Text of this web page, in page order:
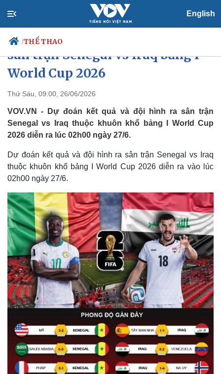
English
/THỂ THAO
Chính trị
Tổ chức nhân sự
Quốc hội
Nhận diện sự thật
Tin 24h
Dự báo thời tiết
Giáo dục
Dấu ấn VOV
Biển đảo
Dự đoán kết quả và đội hình ra
sân trận Senegal vs Iraq bảng I
World Cup 2026
Thứ Sáu, 09:00, 26/06/2026
VOV.VN - Dự đoán kết quả và đội hình ra sân trận
Senegal vs Iraq thuộc khuôn khổ bảng I World Cup
2026 diễn ra lúc 02h00 ngày 27/6.
Dự đoán kết quả và đội hình ra sân trận Senegal vs Iraq
thuộc khuôn khổ bảng I World Cup 2026 diễn ra vào lúc
02h00 ngày 27/6.